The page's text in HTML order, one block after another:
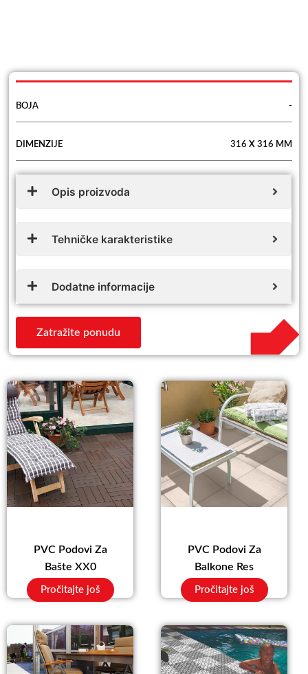
BOJA -
DIMENZIJE 316 X 316 MM
Opis proizvoda
Tehničke karakteristike
Dodatne informacije
Zatražite ponudu
PVC Podovi Za
Bašte XX0
Pročitajte još
PVC Podovi Za
Balkone Res
Pročitajte još